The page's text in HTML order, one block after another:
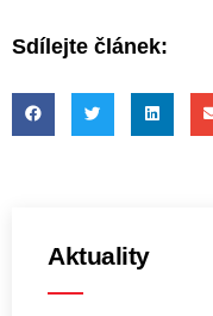
Sdílejte článek:
Aktuality